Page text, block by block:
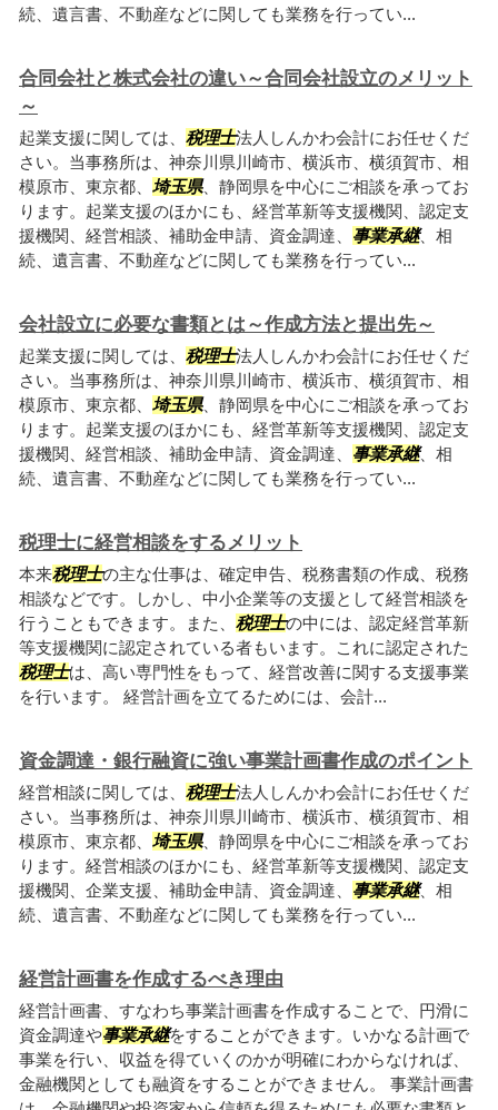
続、遺言書、不動産などに関しても業務を行ってい...
合同会社と株式会社の違い～合同会社設立のメリット
～
起業支援に関しては、 税理士法人しんかわ会計にお任せくだ
さい。当事務所は、神奈川県川崎市、横浜市、横須賀市、相
模原市、東京都、 埼玉県、静岡県を中心にご相談を承ってお
ります。起業支援のほかにも、経営革新等支援機関、認定支
援機関、経営相談、補助金申請、資金調達、 事業承継、相
続、遺言書、不動産などに関しても業務を行ってい...
会社設立に必要な書類とは～作成方法と提出先～
起業支援に関しては、 税理士法人しんかわ会計にお任せくだ
さい。当事務所は、神奈川県川崎市、横浜市、横須賀市、相
模原市、東京都、 埼玉県、静岡県を中心にご相談を承ってお
ります。起業支援のほかにも、経営革新等支援機関、認定支
援機関、経営相談、補助金申請、資金調達、 事業承継、相
続、遺言書、不動産などに関しても業務を行ってい...
税理士に経営相談をするメリット
本来税理士の主な仕事は、確定申告、税務書類の作成、税務
相談などです。しかし、中小企業等の支援として経営相談を
行うこともできます。また、 税理士の中には、認定経営革新
等支援機関に認定されている者もいます。これに認定された
税理士は、高い専門性をもって、経営改善に関する支援事業
を行います。 経営計画を立てるためには、会計...
資金調達・銀行融資に強い事業計画書作成のポイント
経営相談に関しては、 税理士法人しんかわ会計にお任せくだ
さい。当事務所は、神奈川県川崎市、横浜市、横須賀市、相
模原市、東京都、 埼玉県、静岡県を中心にご相談を承ってお
ります。経営相談のほかにも、経営革新等支援機関、認定支
援機関、企業支援、補助金申請、資金調達、 事業承継、相
続、遺言書、不動産などに関しても業務を行ってい...
経営計画書を作成するべき理由
経営計画書、すなわち事業計画書を作成することで、円滑に
資金調達や事業承継をすることができます。いかなる計画で
事業を行い、収益を得ていくのかが明確にわからなければ、
金融機関としても融資をすることができません。 事業計画書